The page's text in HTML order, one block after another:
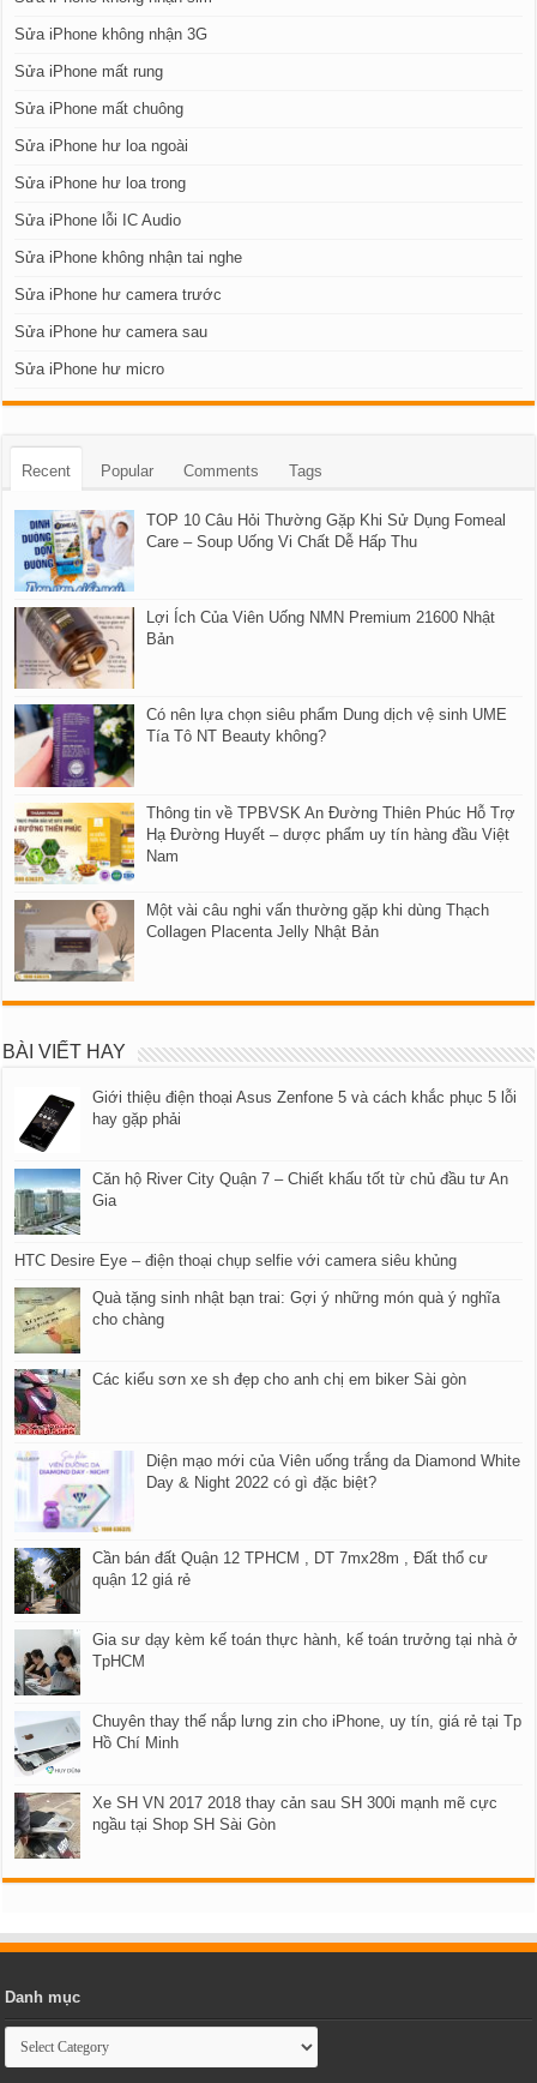
Sửa iPhone không nhận 3G
Sửa iPhone mất rung
Sửa iPhone mất chuông
Sửa iPhone hư loa ngoài
Sửa iPhone hư loa trong
Sửa iPhone lỗi IC Audio
Sửa iPhone không nhận tai nghe
Sửa iPhone hư camera trước
Sửa iPhone hư camera sau
Sửa iPhone hư micro
Recent Popular Comments Tags
TOP 10 Câu Hỏi Thường Gặp Khi Sử Dụng Fomeal
Care – Soup Uống Vi Chất Dễ Hấp Thu
Lợi Ích Của Viên Uống NMN Premium 21600 Nhật
Bản
Có nên lựa chọn siêu phẩm Dung dịch vệ sinh UME
Tía Tô NT Beauty không?
Thông tin về TPBVSK An Đường Thiên Phúc Hỗ Trợ
Hạ Đường Huyết – dược phẩm uy tín hàng đầu Việt
Nam
Một vài câu nghi vấn thường gặp khi dùng Thạch
Collagen Placenta Jelly Nhật Bản
BÀI VIẾT HAY
Giới thiệu điện thoại Asus Zenfone 5 và cách khắc phục 5 lỗi
hay gặp phải
Căn hộ River City Quận 7 – Chiết khấu tốt từ chủ đầu tư An
Gia
HTC Desire Eye – điện thoại chụp selfie với camera siêu khủng
Quà tặng sinh nhật bạn trai: Gợi ý những món quà ý nghĩa
cho chàng
Các kiểu sơn xe sh đẹp cho anh chị em biker Sài gòn
Diện mạo mới của Viên uống trắng da Diamond White
Day & Night 2022 có gì đặc biệt?
Cần bán đất Quận 12 TPHCM , DT 7mx28m , Đất thổ cư
quận 12 giá rẻ
Gia sư dạy kèm kế toán thực hành, kế toán trưởng tại nhà ở
TpHCM
Chuyên thay thế nắp lưng zin cho iPhone, uy tín, giá rẻ tại Tp
Hồ Chí Minh
Xe SH VN 2017 2018 thay cản sau SH 300i mạnh mẽ cực
ngầu tại Shop SH Sài Gòn
Danh mục
Danh
mục